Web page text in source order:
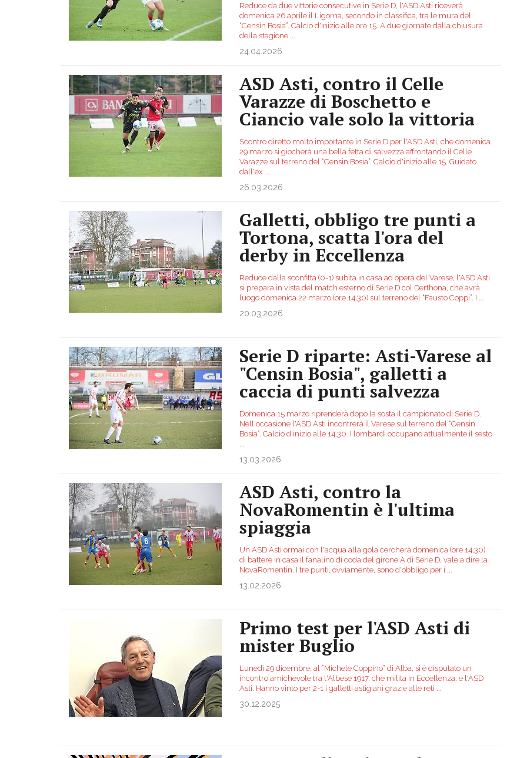
Reduce da due vittorie consecutive in Serie D, l'ASD Asti riceverà
domenica 26 aprile il Ligorna, secondo in classifica, tra le mura del
“Censin Bosia”. Calcio d'inizio alle ore 15. A due giornate dalla chiusura
della stagione
24.04.2026
ASD Asti, contro il Celle
Varazze di Boschetto e
Ciancio vale solo la vittoria
Scontro diretto molto importante in Serie D per l'ASD Asti, che domenica
29 marzo si giocherà una bella fetta di salvezza affrontando il Celle
Varazze sul terreno del “Censin Bosia”. Calcio d'inizio alle 15. Guidato
dall'ex
26.03.2026
Galletti, obbligo tre punti a
Tortona, scatta l'ora del
derby in Eccellenza
Reduce dalla sconfitta (0-1) subita in casa ad opera del Varese, l'ASD Asti
si prepara in vista del match esterno di Serie D col Derthona, che avrà
luogo domenica 22 marzo (ore 14,30) sul terreno del “Fausto Coppi”. I
20.03.2026
Serie D riparte: Asti-Varese al
"Censin Bosia", galletti a
caccia di punti salvezza
Domenica 15 marzo riprenderà dopo la sosta il campionato di Serie D.
Nell'occasione l'ASD Asti incontrerà il Varese sul terreno del “Censin
Bosia”. Calcio d'inizio alle 14,30. I lombardi occupano attualmente il sesto
13.03.2026
ASD Asti, contro la
NovaRomentin è l'ultima
spiaggia
Un ASD Asti ormai con l'acqua alla gola cercherà domenica (ore 14,30)
di battere in casa il fanalino di coda del girone A di Serie D, vale a dire la
NovaRomentin. I tre punti, ovviamente, sono d'obbligo per i
13.02.2026
Primo test per l'ASD Asti di
mister Buglio
Lunedì 29 dicembre, al “Michele Coppino” di Alba, si è disputato un
incontro amichevole tra l'Albese 1917, che milita in Eccellenza, e l'ASD
Asti. Hanno vinto per 2-1 i galletti astigiani grazie alle reti
30.12.2025